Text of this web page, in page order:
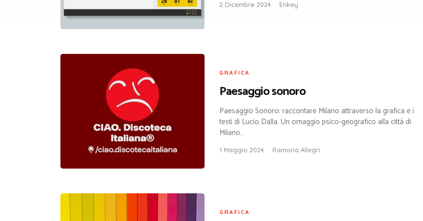
2 Dicembre 2024 Enkey
GRAFICA
Paesaggio sonoro
Paesaggio Sonoro: raccontare Milano attraverso la grafica e i
testi di Lucio Dalla. Un omaggio psico-geografico alla città di
Milano…
1 Maggio 2024 Ramona Allegri
GRAFICA